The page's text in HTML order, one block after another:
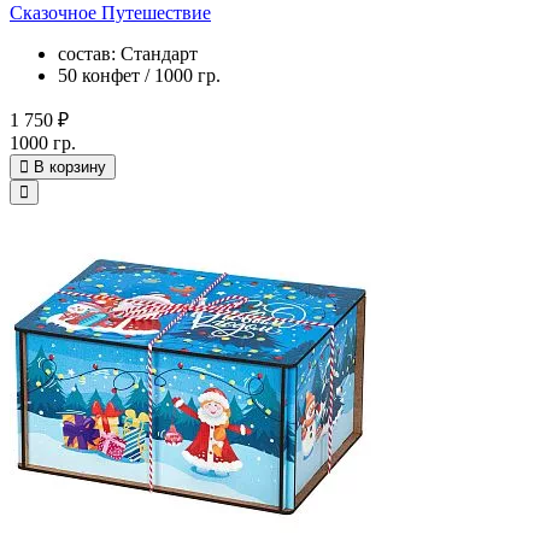
Сказочное Путешествие
состав: Стандарт
50 конфет / 1000 гр.
1 750 ₽
1000 гр.
В корзину